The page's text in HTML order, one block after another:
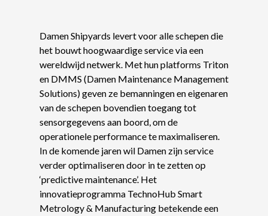
Damen Shipyards levert voor alle schepen die
het bouwt hoogwaardige service via een
wereldwijd netwerk. Met hun platforms Triton
en DMMS (Damen Maintenance Management
Solutions) geven ze bemanningen en eigenaren
van de schepen bovendien toegang tot
sensorgegevens aan boord, om de
operationele performance te maximaliseren.
In de komende jaren wil Damen zijn service
verder optimaliseren door in te zetten op
‘predictive maintenance’. Het
innovatieprogramma TechnoHub Smart
Metrology & Manufacturing betekende een